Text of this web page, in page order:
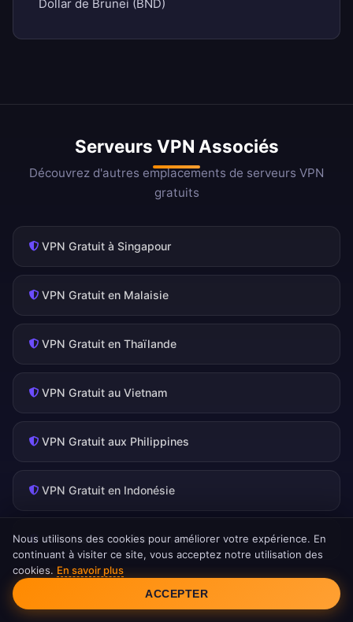
Dollar de Brunei (BND)
Serveurs VPN Associés
Découvrez d'autres emplacements de serveurs VPN
gratuits
VPN Gratuit à Singapour
VPN Gratuit en Malaisie
VPN Gratuit en Thaïlande
VPN Gratuit au Vietnam
VPN Gratuit aux Philippines
VPN Gratuit en Indonésie
VPN Gratuit aux États-Unis
VPN Gratuit au Royaume-Uni
Consentement aux cookies
Nous utilisons des cookies pour améliorer votre expérience. En
continuant à visiter ce site, vous acceptez notre utilisation des
cookies. En savoir plus
ACCEPTER